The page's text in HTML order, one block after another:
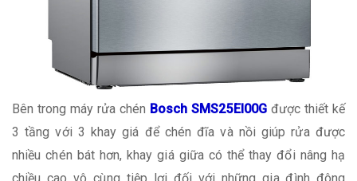
Bên trong máy rửa chén Bosch SMS25EI00G được thiết kế
3 tầng với 3 khay giá để chén đĩa và nồi giúp rửa được
nhiều chén bát hơn, khay giá giữa có thể thay đổi nâng hạ
chiều cao vô cùng tiệp lợi đối với những gia đình đông